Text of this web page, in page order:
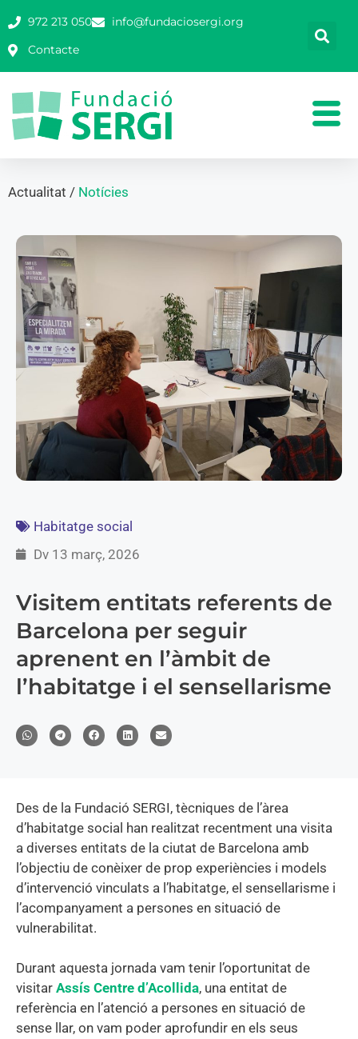
972 213 050
info@fundaciosergi.org
Contacte
Actualitat / Notícies
Habitatge social
Dv 13 març, 2026
Visitem entitats referents de
Barcelona per seguir
aprenent en l’àmbit de
l’habitatge i el sensellarisme
Des de la Fundació SERGI, tècniques de l’àrea
d’habitatge social han realitzat recentment una visita
a diverses entitats de la ciutat de Barcelona amb
l’objectiu de conèixer de prop experiències i models
d’intervenció vinculats a l’habitatge, el sensellarisme i
l’acompanyament a persones en situació de
vulnerabilitat.
Durant aquesta jornada vam tenir l’oportunitat de
visitar Assís Centre d’Acollida, una entitat de
referència en l’atenció a persones en situació de
sense llar, on vam poder aprofundir en els seus